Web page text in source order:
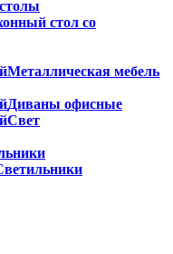
стол со
Металлическая мебель
Диваны офисные
Свет